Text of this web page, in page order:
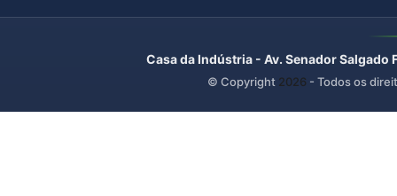
Casa da Indústria - Av. Senador
© Copyright 2026 - Todos os